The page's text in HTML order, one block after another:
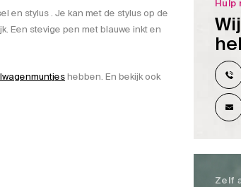
en stylus . Je kan met de stylus op de
Een stevige pen met blauwe inkt en
hebben. En bekijk ook
Hulp
Zelf